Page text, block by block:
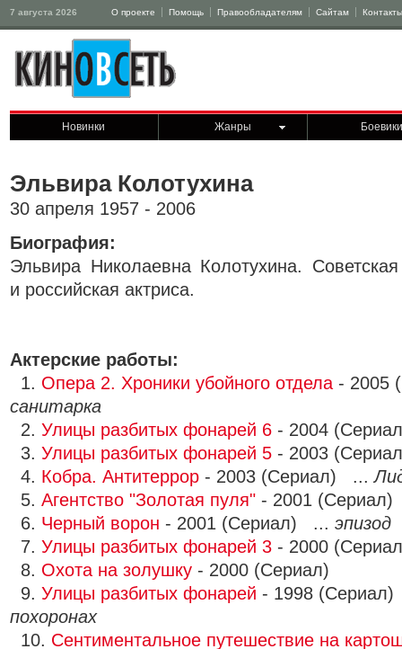
7 августа 2026 О проекте Помощь Правообладателям Сайтам Контакты
Новинки Жанры Боевики
Эльвира Колотухина
30 апреля 1957 - 2006
Биография:
Эльвира Николаевна Колотухина. Советская
и российская актриса.
Актерские работы:
1. Опера 2. Хроники убойного отдела - 2005
санитарка
2. Улицы разбитых фонарей 6 - 2004
3. Улицы разбитых фонарей 5 - 2003
4. Кобра. Антитеррор - 2003 (Сериал) ...
5. Агентство "Золотая пуля" - 2001
6. Черный ворон - 2001 (Сериал) ... эпизод
7. Улицы разбитых фонарей 3 - 2000
8. Охота на золушку - 2000 (Сериал)
9. Улицы разбитых фонарей - 1998
похоронах
10. Сентиментальное путешествие на